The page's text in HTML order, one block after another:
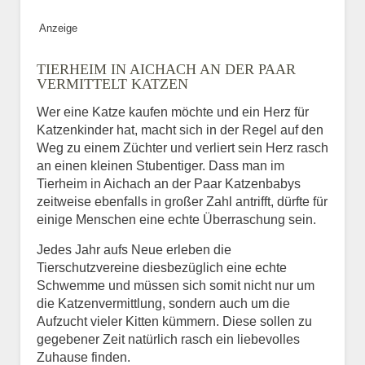
Keine Datei ausgewählt
Vermisst seit
Ort des Verschwindens
Kontaktdaten des
Anzeige
TIERHEIM IN AICHACH AN DER PAAR
VERMITTELT KATZEN
Wer eine Katze kaufen möchte und ein Herz für
Katzenkinder hat, macht sich in der Regel auf den
Weg zu einem Züchter und verliert sein Herz rasch
an einen kleinen Stubentiger. Dass man im
Tierheim in Aichach an der Paar Katzenbabys
zeitweise ebenfalls in großer Zahl antrifft, dürfte für
einige Menschen eine echte Überraschung sein.
Jedes Jahr aufs Neue erleben die
Tierschutzvereine diesbezüglich eine echte
Schwemme und müssen sich somit nicht nur um
die Katzenvermittlung, sondern auch um die
Aufzucht vieler Kitten kümmern. Diese sollen zu
gegebener Zeit natürlich rasch ein liebevolles
Zuhause finden.